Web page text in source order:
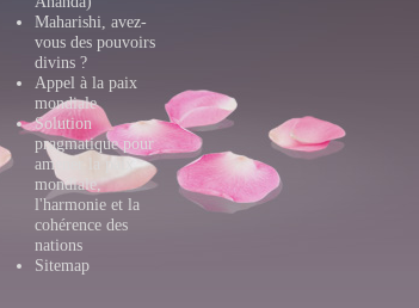
Maharishi, avez-
vous des pouvoirs
divins ?
Appel à la paix
mondiale
Solution
pragmatique pour
amener la paix
mondiale,
l'harmonie et la
cohérence des
nations
Sitemap